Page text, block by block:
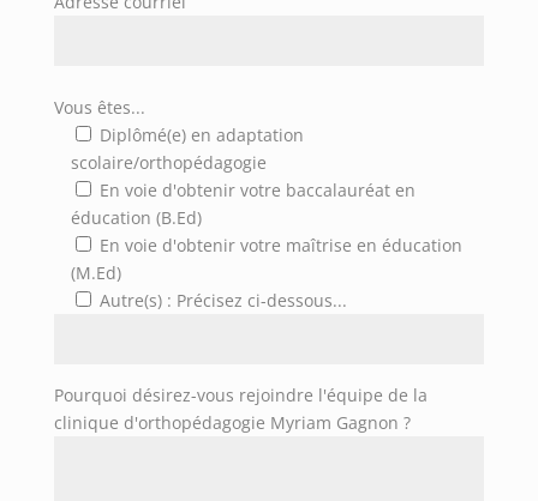
Vous êtes...
Diplômé(e) en adaptation
scolaire/orthopédagogie
En voie d'obtenir votre baccalauréat en
éducation (B.Ed)
En voie d'obtenir votre maîtrise en éducation
(M.Ed)
Autre(s): Précisez ci-dessous...
Pourquoi désirez-vous rejoindre l'équipe de la
clinique d'orthopédagogie Myriam Gagnon ?